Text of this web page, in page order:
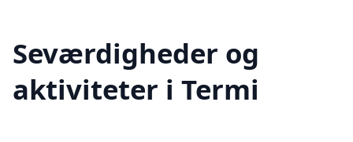
Seværdigheder og
aktiviteter i Termi